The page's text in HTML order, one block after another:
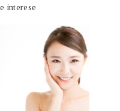
interese